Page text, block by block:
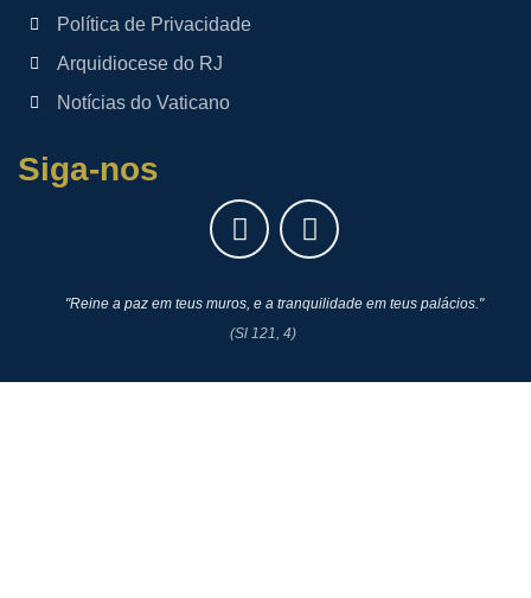
Política de Privacidade
Arquidiocese do RJ
Notícias do Vaticano
Siga-nos
"Reine a paz em teus muros, e a tranquilidade em teus palácios."
(Sl 121, 4)